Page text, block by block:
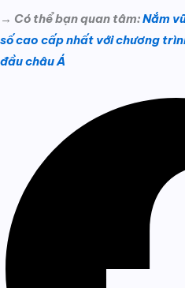
→ Có thể bạn quan tâm:Nắm
số cao cấp nhất với chương
đầu châu Á